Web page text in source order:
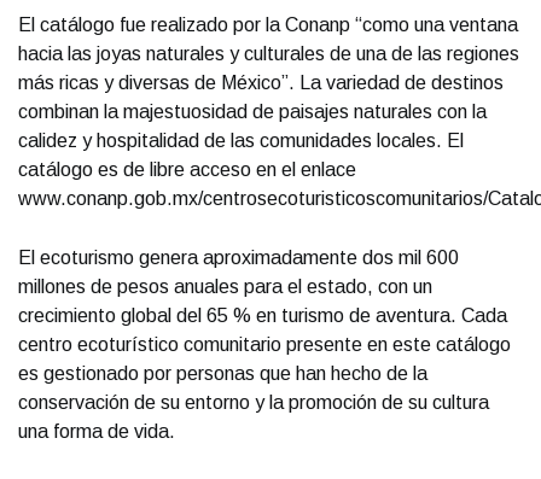
El catálogo fue realizado por la Conanp “como una ventana
hacia las joyas naturales y culturales de una de las regiones
más ricas y diversas de México”. La variedad de destinos
combinan la majestuosidad de paisajes naturales con la
calidez y hospitalidad de las comunidades locales. El
catálogo es de libre acceso en el enlace
www.conanp.gob.mx/centrosecoturisticoscomunitarios/
El ecoturismo genera aproximadamente dos mil 600
millones de pesos anuales para el estado, con un
crecimiento global del 65 % en turismo de aventura. Cada
centro ecoturístico comunitario presente en este catálogo
es gestionado por personas que han hecho de la
conservación de su entorno y la promoción de su cultura
una forma de vida.